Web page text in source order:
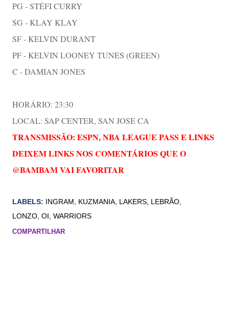
PG - STÉFI CURRY
SG - KLAY KLAY
SF - KELVIN DURANT
PF - KELVIN LOONEY TUNES (GREEN)
C - DAMIAN JONES
HORÁRIO: 23:30
LOCAL: SAP CENTER, SAN JOSE CA
TRANSMISSÃO: ESPN, NBA LEAGUE PASS E LINKS
DEIXEM LINKS NOS COMENTÁRIOS QUE O
@BAMBAM VAI FAVORITAR
LABELS: INGRAM KUZMANIA LAKERS LEBRÃO
LONZO OI WARRIORS
COMPARTILHAR